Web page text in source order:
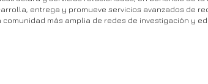
entrega y promueve servicios avanzados de
más amplia de redes de investigación y
Encuentro Latinoamericano de e-Ciencia